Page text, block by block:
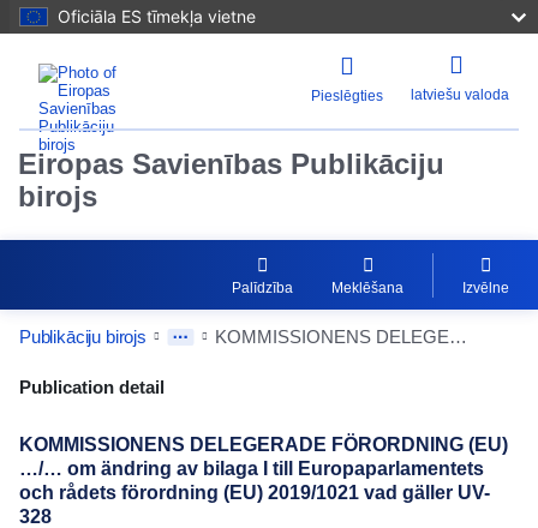
Oficiāla ES tīmekļa vietne
Pieslēgties latviešu valoda
Eiropas Savienības Publikāciju
birojs
Palīdzība Meklēšana Izvēlne
Publikāciju birojs KOMMISSIONENS DELEGERADE FÖRORDNING (EU) …/… om ändring av bilaga I till Europaparlamentets och rådets förordning (EU) 2019/1021 vad gäller UV-328
Publication Detail Actions Portlet
Publication detail
KOMMISSIONENS DELEGERADE FÖRORDNING (EU)
…/… om ändring av bilaga I till Europaparlamentets
och rådets förordning (EU) 2019/1021 vad gäller UV-
328